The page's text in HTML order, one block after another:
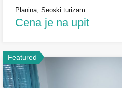
Planina, Seoski turizam
Cena je na upit
Featured